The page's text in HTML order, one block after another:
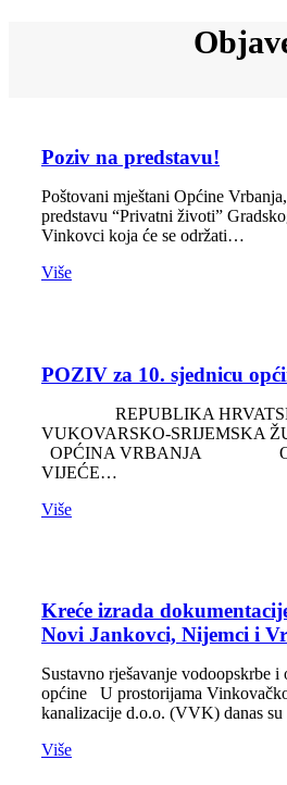
Poziv na predstavu!
Poštovani mještani Općine
predstavu “Privatni životi”
Vinkovci koja će se održati…
Više
POZIV za 10. sjednicu
REPUBLIKA
VUKOVARSKO-
OPĆINA VRBANJA
VIJEĆE…
Više
Kreće izrada
Novi Jankovci, Nijemci i
Sustavno rješavanje vodoopskrbe i
općine U prostorijama
kanalizacije d.o.o. (VVK) danas
Više